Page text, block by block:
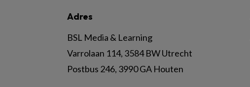
Adres
BSL Media & Learning
Varrolaan 114, 3584 BW Utrecht
Postbus 246, 3990 GA Houten